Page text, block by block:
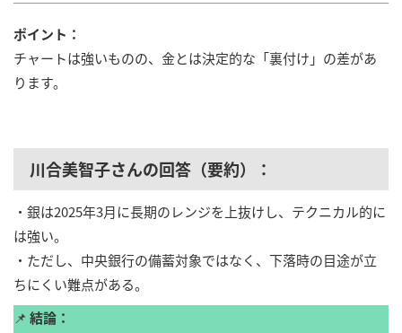
ポイント：
チャートは強いものの、金とは決定的な「裏付け」の差があ
ります。
川合美智子さんの回答（要約）：
・銀は2025年3月に長期のレンジを上抜けし、テクニカル的に
は強い。
・ただし、中央銀行の備蓄対象ではなく、下落時の目途が立
ちにくい難点がある。
📌 結論：